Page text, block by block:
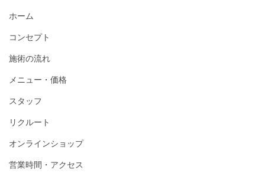
ホーム
コンセプト
施術の流れ
メニュー・価格
スタッフ
リクルート
オンラインショップ
営業時間・アクセス